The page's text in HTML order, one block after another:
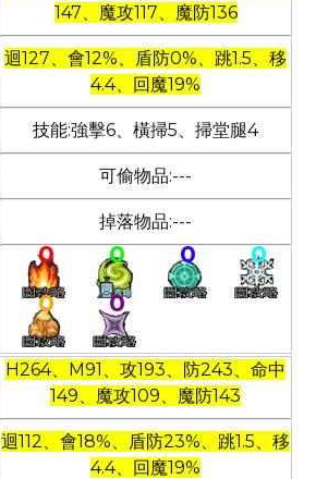
147、魔攻117、魔防136
迴127、會12%、盾防0%、跳1.5、移
4.4、回魔19%
技能:強擊6、橫掃5、掃堂腿4
可偷物品:---
掉落物品:---
0 0 0
0
0
0
H264、M91、攻193、防243、命中
149、魔攻109、魔防143
迴112、會18%、盾防23%、跳1.5、移
4.4、回魔19%